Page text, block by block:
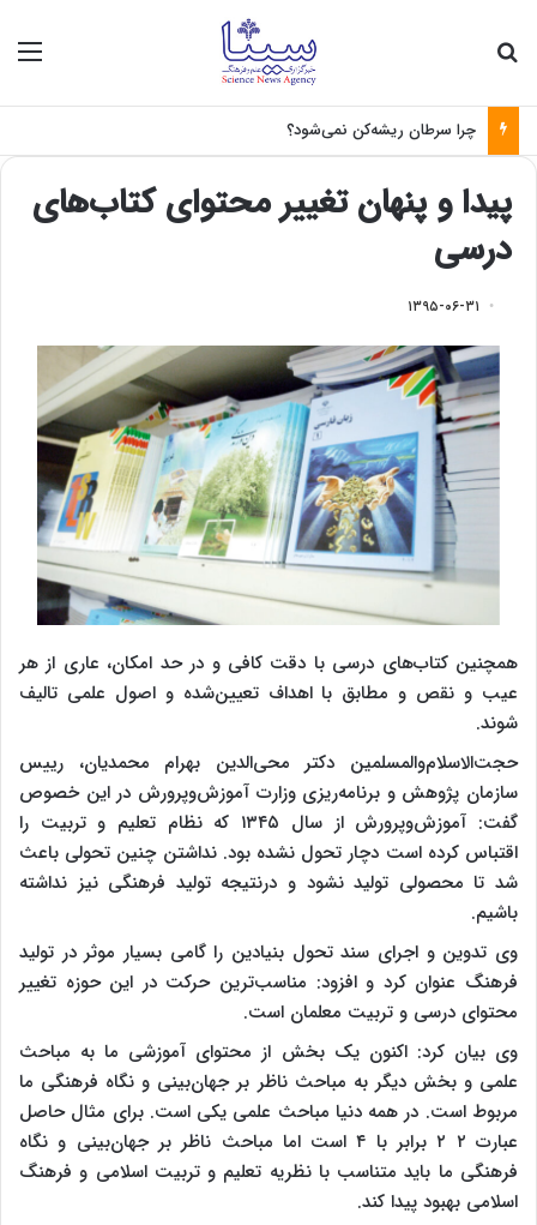
چرا سرطان ریشه‌کن نمی‌شود؟
پیدا و پنهان تغییر محتوای کتاب‌های
درسی
۱۳۹۵-۰۶-۳۱
همچنین کتاب‌های درسی با دقت کافی و در حد امکان، عاری از هر
عیب و نقص و مطابق با اهداف تعیین‌شده و اصول علمی تالیف
شوند.
حجت‌الاسلام‌والمسلمین دکتر محی‌الدین بهرام محمدیان، رییس
سازمان پژوهش و برنامه‌ریزی وزارت آموزش‌وپرورش در این خصوص
گفت: آموزش‌وپرورش از سال ۱۳۴۵ که نظام تعلیم و تربیت را
اقتباس کرده است دچار تحول نشده بود. نداشتن چنین تحولی باعث
شد تا محصولی تولید نشود و درنتیجه تولید فرهنگی نیز نداشته
باشیم.
وی تدوین و اجرای سند تحول بنیادین را گامی بسیار موثر در تولید
فرهنگ عنوان کرد و افزود: مناسب‌ترین حرکت در این حوزه تغییر
محتوای درسی و تربیت معلمان است.
وی بیان کرد: اکنون یک بخش از محتوای آموزشی ما به مباحث
علمی و بخش دیگر به مباحث ناظر بر جهان‌بینی و نگاه فرهنگی ما
مربوط است. در همه دنیا مباحث علمی یکی است. برای مثال حاصل
عبارت ۲ ۲ برابر با ۴ است اما مباحث ناظر بر جهان‌بینی و نگاه
فرهنگی ما باید متناسب با نظریه تعلیم و تربیت اسلامی و فرهنگ
اسلامی بهبود پیدا کند.